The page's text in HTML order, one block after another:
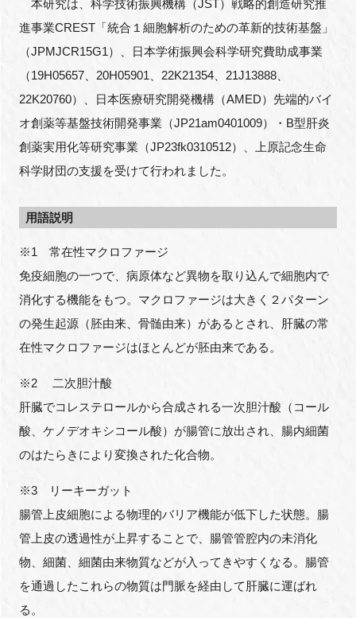
本研究は、科学技術振興機構（JST）戦略的創造研究推
進事業CREST「統合１細胞解析のための革新的技術基盤」
（JPMJCR15G1）、日本学術振興会科学研究費助成事業
（19H05657、20H05901、22K21354、21J13888、
22K20760）、日本医療研究開発機構（AMED）先端的バイ
オ創薬等基盤技術開発事業（JP21am0401009）・B型肝炎
創薬実用化等研究事業（JP23fk0310512）、上原記念生命
科学財団の支援を受けて行われました。
用語説明
※1 常在性マクロファージ
免疫細胞の一つで、病原体など異物を取り込んで細胞内で
消化する機能をもつ。マクロファージは大きく２パターン
の発生起源（胚由来、骨髄由来）があるとされ、肝臓の常
在性マクロファージはほとんどが胚由来である。
※2 二次胆汁酸
肝臓でコレステロールから合成される一次胆汁酸（コール
酸、ケノデオキシコール酸）が腸管に放出され、腸内細菌
のはたらきにより変換された化合物。
※3 リーキーガット
腸管上皮細胞による物理的バリア機能が低下した状態。腸
管上皮の透過性が上昇することで、腸管管腔内の未消化
物、細菌、細菌由来物質などが入ってきやすくなる。腸管
を通過したこれらの物質は門脈を経由して肝臓に運ばれ
る。